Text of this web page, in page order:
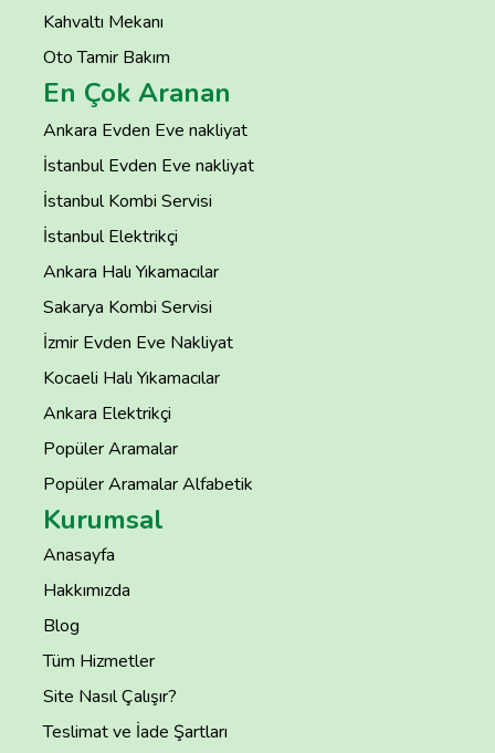
Kahvaltı Mekanı
Oto Tamir Bakım
En Çok Aranan
Ankara Evden Eve nakliyat
İstanbul Evden Eve nakliyat
İstanbul Kombi Servisi
İstanbul Elektrikçi
Ankara Halı Yıkamacılar
Sakarya Kombi Servisi
İzmir Evden Eve Nakliyat
Kocaeli Halı Yıkamacılar
Ankara Elektrikçi
Popüler Aramalar
Popüler Aramalar Alfabetik
Kurumsal
Anasayfa
Hakkımızda
Blog
Tüm Hizmetler
Site Nasıl Çalışır?
Teslimat ve İade Şartları